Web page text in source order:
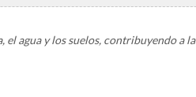
agua y los suelos, contribuyendo a la